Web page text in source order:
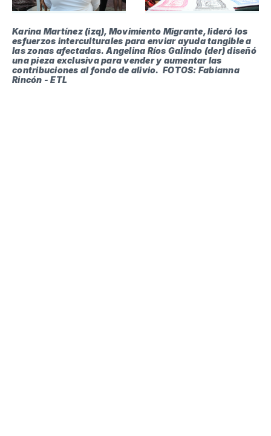
Karina Martínez (izq), Movimiento Migrante, lideró los
esfuerzos interculturales para enviar ayuda tangible a
las zonas afectadas. Angelina Ríos Galindo (der) diseñó
una pieza exclusiva para vender y aumentar las
contribuciones al fondo de alivio. FOTOS: Fabianna
Rincón - ETL